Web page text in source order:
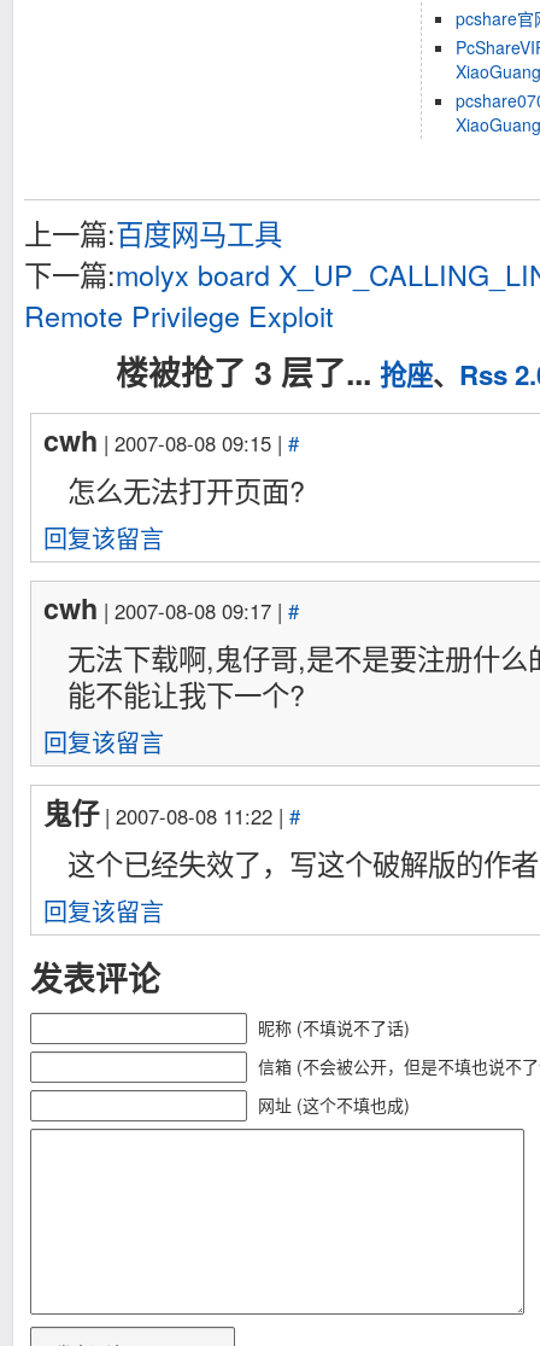
pcshare官
XiaoGuang
XiaoGuang
上一篇:百度网马工具
下一篇:molyx board
Remote Privilege Exploit
楼被抢了 3 层了... 抢座、 Rss
cwh | 2007-08-08 09:15 | #
怎么无法打开页面?
回复该留言
cwh | 2007-08-08 09:17 | #
无法下载啊,鬼仔哥,是不是要注册什
能不能让我下一个?
回复该留言
鬼仔| 2007-08-08 11:22 | #
这个已经失效了，写这个破解版的作
回复该留言
发表评论
昵称 (不填说不了话)
信箱 (不会被公开，但是不填也说不
网址 (这个不填也成)